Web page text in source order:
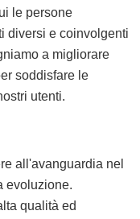
le persone
diversi e coinvolgenti
a migliorare
soddisfare le
utenti.
all'avanguardia nel
evoluzione.
qualità ed